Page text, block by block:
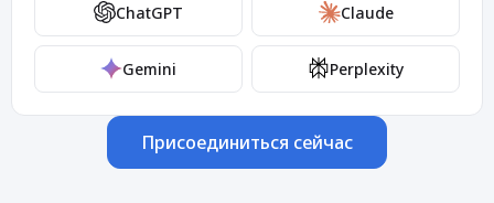
ChatGPT
Claude
Gemini Perplexity
Присоединиться сейчас